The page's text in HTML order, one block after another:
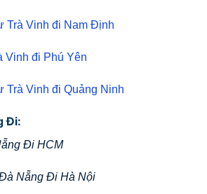
Trà Vinh đi Nam Định
Vinh đi Phú Yên
Trà Vinh đi Quảng Ninh
Đi:
Đi HCM
Nẵng Đi Hà Nội